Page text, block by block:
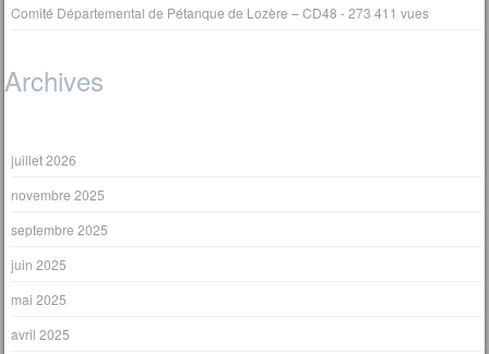
Comité Départemental de Pétanque de Lozère – CD48 - 273 411 vues
Archives
juillet 2026
novembre 2025
septembre 2025
juin 2025
mai 2025
avril 2025